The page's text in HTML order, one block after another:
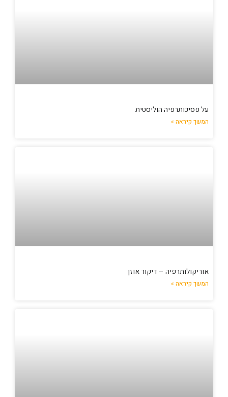
על פסיכותרפיה הוליסטית
המשך קיראה »
אוריקולותרפיה – דיקור אוזן
המשך קיראה »